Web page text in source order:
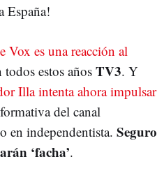
España!
Vox es una reacción al
estos años TV3. Y
Illa intenta ahora impulsar
del canal
en independentista. Seguro
‘facha’.